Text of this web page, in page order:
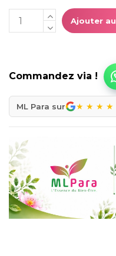
Ajouter
ML Para sur ★ ★ ★ ★